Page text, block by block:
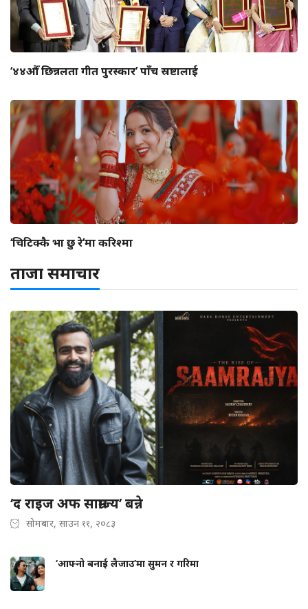
‘४४औँ छिन्नलता गीत पुरस्कार’ पाँच स्रष्टालाई
‘चिटिक्कै भा छु रे’मा करिश्मा
ताजा समाचार
‘द राइज अफ साम्राज्य’ बन्ने
सोमबार, साउन ११, २०८३
‘आफ्नो बनाई लैजाउ’मा सुमन र गरिमा